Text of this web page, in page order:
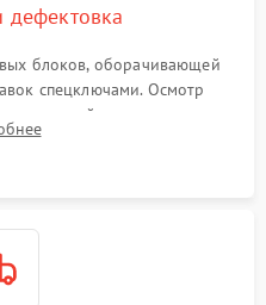
дефектовка
блоков, оборачивающей
спецключами. Осмотр
пружин и
причин люфта, смещения